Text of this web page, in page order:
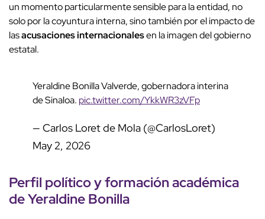
un momento particularmente sensible para la entidad, no
solo por la coyuntura interna, sino también por el impacto de
lasacusaciones internacionalesen la imagen del gobierno
estatal.
Yeraldine Bonilla Valverde, gobernadora interina
de Sinaloa. pic.twitter.com/YkkWR3zVFp
— Carlos Loret de Mola (@CarlosLoret)
May 2, 2026
Perfil político y formación académica
de Yeraldine Bonilla